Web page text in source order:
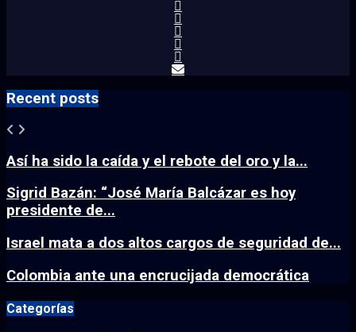
Recent posts
Así ha sido la caída y el rebote del oro y la...
Sigrid Bazán: “José María Balcázar es hoy
presidente de...
Israel mata a dos altos cargos de seguridad de...
Colombia ante una encrucijada democrática
Categorías